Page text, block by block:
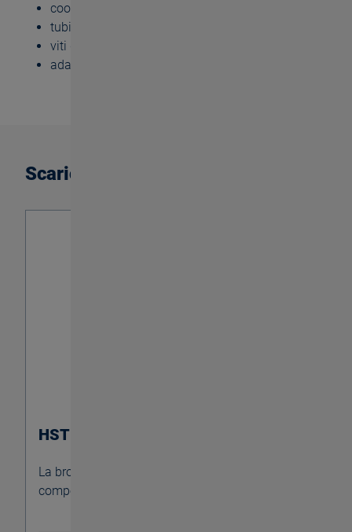
cooling discs
tubi del liquido refrigerante per gambi HSK
viti di regolazione assiale (AES)
adattatori MQL per mandrini con attacco HSK.
Scarica
HST SYNCHRO
La brochure dei nostri maschiatori micro-
compensati – panoramica generale.